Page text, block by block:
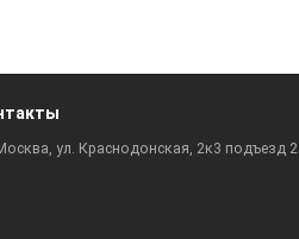
ул. Краснодонская, 2к3 подъезд 2